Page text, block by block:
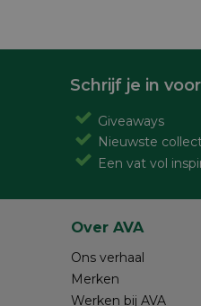
Schrijf je in
Giveaways
Nieuwste
Een vat vol
Over AVA
Ons verhaal
Merken
Werken bij AVA